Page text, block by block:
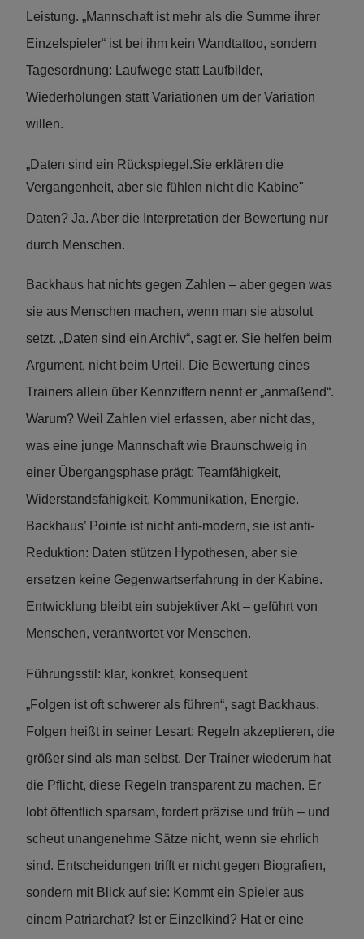
Leistung. „Mannschaft ist mehr als die Summe ihrer
Einzelspieler“ ist bei ihm kein Wandtattoo, sondern
Tagesordnung: Laufwege statt Laufbilder,
Wiederholungen statt Variationen um der Variation
willen.
„Daten sind ein Rückspiegel.Sie erklären die
Vergangenheit, aber sie fühlen nicht die Kabine"
Daten? Ja. Aber die Interpretation der Bewertung nur
durch Menschen.
Backhaus hat nichts gegen Zahlen – aber gegen was
sie aus Menschen machen, wenn man sie absolut
setzt. „Daten sind ein Archiv“, sagt er. Sie helfen beim
Argument, nicht beim Urteil. Die Bewertung eines
Trainers allein über Kennziffern nennt er „anmaßend“.
Warum? Weil Zahlen viel erfassen, aber nicht das,
was eine junge Mannschaft wie Braunschweig in
einer Übergangsphase prägt: Teamfähigkeit,
Widerstandsfähigkeit, Kommunikation, Energie.
Backhaus’ Pointe ist nicht anti-modern, sie ist anti-
Reduktion: Daten stützen Hypothesen, aber sie
ersetzen keine Gegenwartserfahrung in der Kabine.
Entwicklung bleibt ein subjektiver Akt – geführt von
Menschen, verantwortet vor Menschen.
Führungsstil: klar, konkret, konsequent
„Folgen ist oft schwerer als führen“, sagt Backhaus.
Folgen heißt in seiner Lesart: Regeln akzeptieren, die
größer sind als man selbst. Der Trainer wiederum hat
die Pflicht, diese Regeln transparent zu machen. Er
lobt öffentlich sparsam, fordert präzise und früh – und
scheut unangenehme Sätze nicht, wenn sie ehrlich
sind. Entscheidungen trifft er nicht gegen Biografien,
sondern mit Blick auf sie: Kommt ein Spieler aus
einem Patriarchat? Ist er Einzelkind? Hat er eine